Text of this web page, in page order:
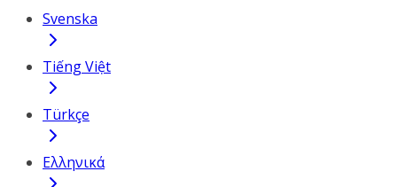
Svenska
Tiếng Việt
Türkçe
Ελληνικά